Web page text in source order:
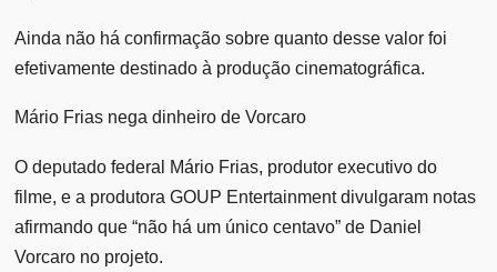
Ainda não há confirmação sobre quanto desse valor foi
efetivamente destinado à produção cinematográfica.
Mário Frias nega dinheiro de Vorcaro
O deputado federal Mário Frias, produtor executivo do
filme, e a produtora GOUP Entertainment divulgaram notas
afirmando que “não há um único centavo” de Daniel
Vorcaro no projeto.